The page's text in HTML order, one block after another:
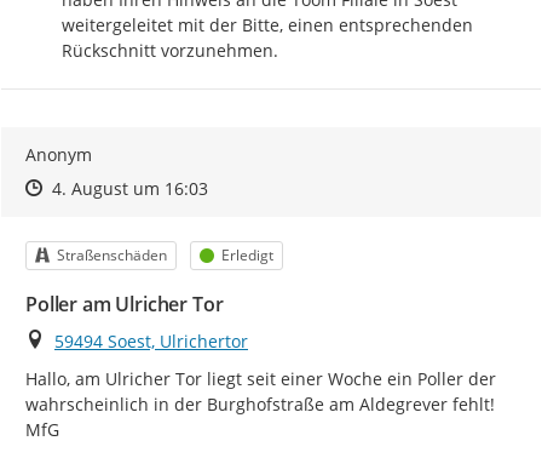
weitergeleitet mit der Bitte, einen entsprechenden
Rückschnitt vorzunehmen.
Anonym
Zeitpunkt des Erstellens
Zeitpunkt des Erstellens
4. August um 16:03Zur Äußerung
Kategorie
Straßenschäden Status
Erledigt
Poller am Ulricher Tor
Ort
59494 Soest, Ulrichertor
Hallo, am Ulricher Tor liegt seit einer Woche ein Poller der
wahrscheinlich in der Burghofstraße am Aldegrever fehlt!
MfG